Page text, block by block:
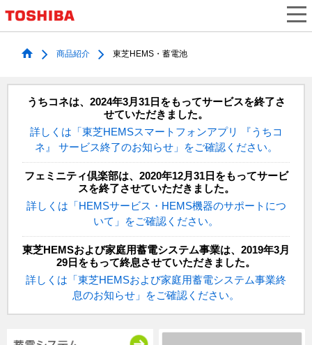
商品紹介 東芝HEMS・蓄電池
うちコネは、2024年3月31日をもってサービスを終了さ
せていただきました。
詳しくは「東芝HEMSスマートフォンアプリ 『うちコ
ネ』 サービス終了のお知らせ」をご確認ください。
フェミニティ倶楽部は、2020年12月31日をもってサービ
スを終了させていただきました。
詳しくは「HEMSサービス・HEMS機器のサポートにつ
いて」をご確認ください。
東芝HEMSおよび家庭用蓄電システム事業は、2019年3月
29日をもって終息させていただきました。
詳しくは「東芝HEMSおよび家庭用蓄電システム事業終
息のお知らせ」をご確認ください。